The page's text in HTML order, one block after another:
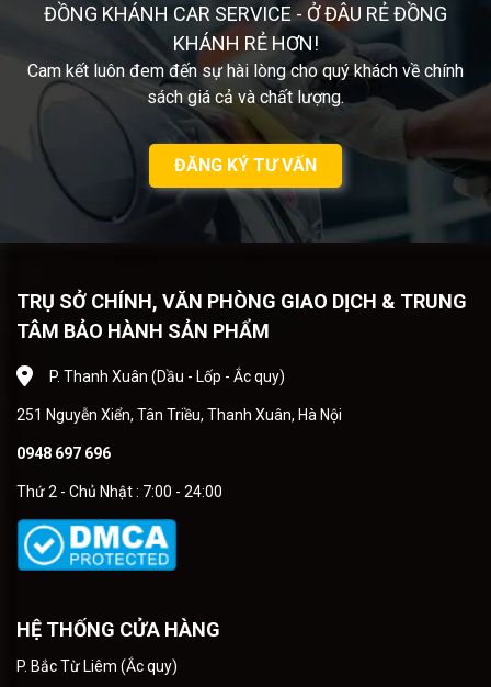
ĐỒNG KHÁNH CAR SERVICE - Ở ĐÂU RẺ ĐỒNG
KHÁNH RẺ HƠN!
Cam kết luôn đem đến sự hài lòng cho quý khách về chính
sách giá cả và chất lượng.
ĐĂNG KÝ TƯ VẤN
TRỤ SỞ CHÍNH, VĂN PHÒNG GIAO DỊCH & TRUNG
TÂM BẢO HÀNH SẢN PHẨM
P. Thanh Xuân (Dầu - Lốp - Ắc quy)
251 Nguyễn Xiển, Tân Triều, Thanh Xuân, Hà Nội
0948 697 696
Thứ 2 - Chủ Nhật : 7:00 - 24:00
HỆ THỐNG CỬA HÀNG
P. Bắc Từ Liêm (Ắc quy)